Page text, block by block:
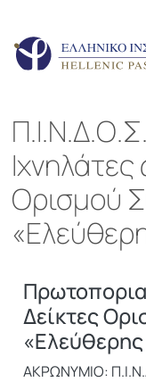
Ορισμού
Δείκτες
ΑΚΡΩΝΥΜΙΟ: